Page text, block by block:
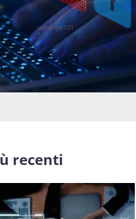
recenti